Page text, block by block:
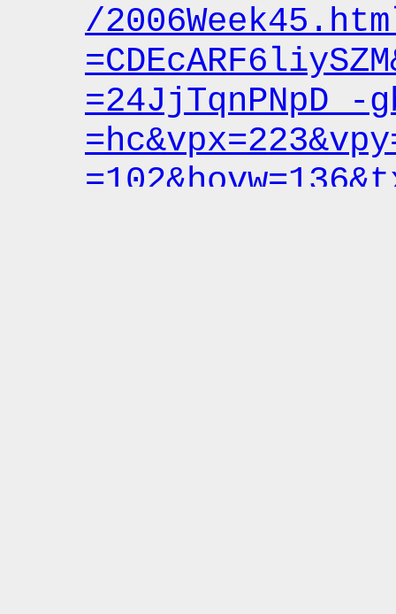
/
=24JjTqnPNpD_-
=hc&vpx=223&vpy
=102&hovw